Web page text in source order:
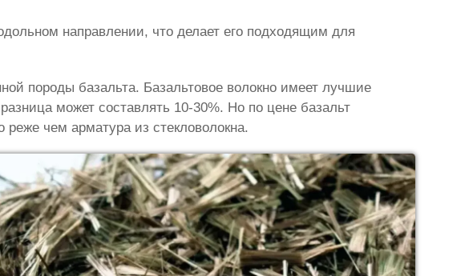
направлении, что делает его подходящим для
породы базальта. Базальтовое волокно имеет лучшие
может составлять 10-30%. Но по цене базальт
реже чем арматура из стекловолокна.